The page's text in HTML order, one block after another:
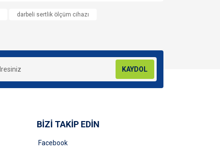
darbeli sertlik ölçüm cihazı
KAYDOL
BİZİ TAKİP EDİN
Facebook